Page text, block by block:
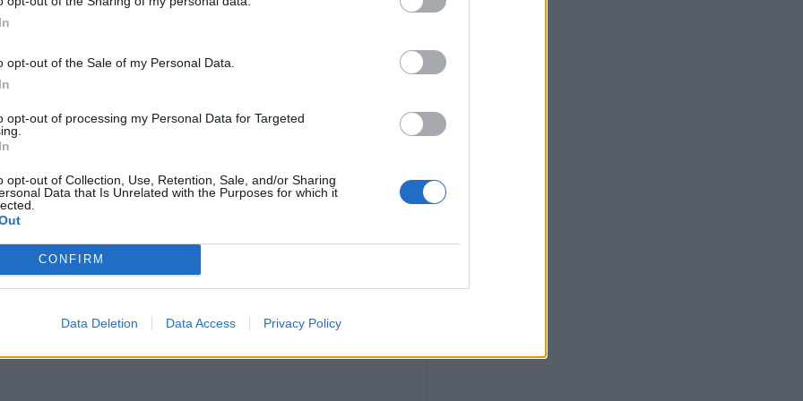
opt-out of the Sale of my Personal Data.
opt-out of processing my Personal Data for Targeted
opt-out of Collection, Use, Retention, Sale, and/or Sharing
Data that Is Unrelated with the Purposes for which it
CONFIRM
Data Deletion Data Access Privacy Policy
ζωής του τη Χριστίνα και στα 20
δεν άργησε να έρθει στη ζωή του
τραγουδιστή, στην οποία είχε
πορεία από τον πατέρα
του «Χωριού της Ειρήνης», τη
σε παραδοσιακό ύφος που
Καρδία, λίγα χιλιόμετρα έξω